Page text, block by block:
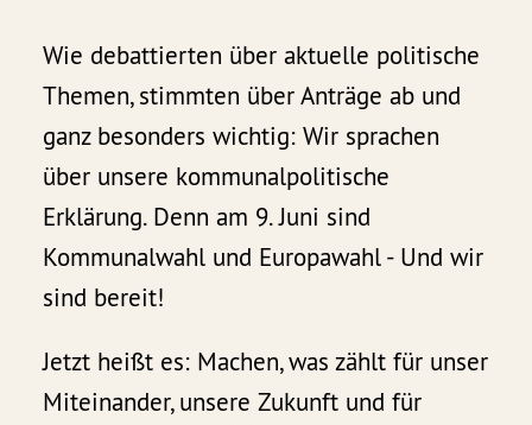
Wie debattierten über aktuelle politische
Themen, stimmten über Anträge ab und
ganz besonders wichtig: Wir sprachen
über unsere kommunalpolitische
Erklärung. Denn am 9. Juni sind
Kommunalwahl und Europawahl - Und wir
sind bereit!
Jetzt heißt es: Machen, was zählt für unser
Miteinander, unsere Zukunft und für